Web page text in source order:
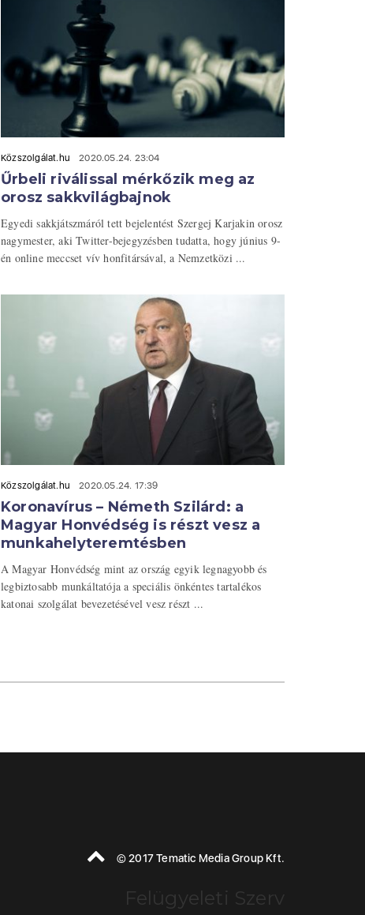
Közszolgálat.hu 2020.05.24. 23:04
Űrbeli riválissal mérkőzik meg az
orosz sakkvilágbajnok
Egyedi sakkjátszmáról tett bejelentést Szergej Karjakin orosz
nagymester, aki Twitter-bejegyzésben tudatta, hogy június 9-
én online meccset vív honfitársával, a Nemzetközi ...
Közszolgálat.hu 2020.05.24. 17:39
Koronavírus – Németh Szilárd: a
Magyar Honvédség is részt vesz a
munkahelyteremtésben
A Magyar Honvédség mint az ország egyik legnagyobb és
legbiztosabb munkáltatója a speciális önkéntes tartalékos
katonai szolgálat bevezetésével vesz részt ...
© 2017 Tematic Media Group Kft.
Felügyeleti Szerv